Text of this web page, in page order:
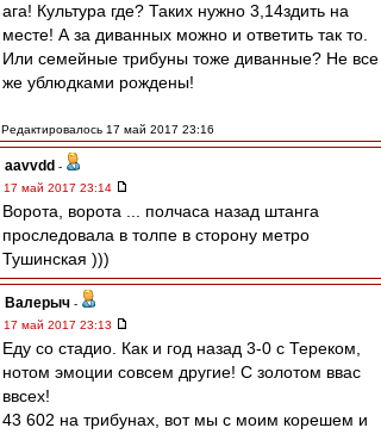
ага! Культура где? Таких нужно 3,14здить на
месте! А за диванных можно и ответить так то.
Или семейные трибуны тоже диванные? Не все
же ублюдками рождены!
Редактировалось 17 май 2017 23:16
aavvdd -
17 май 2017 23:14
Ворота, ворота ... полчаса назад штанга
проследовала в толпе в сторону метро
Тушинская )))
Валерыч -
17 май 2017 23:13
Еду со стадио. Как и год назад 3-0 с Тереком,
нотом эмоции совсем другие! С золотом ввас
ввсех!
43 602 на трибунах, вот мы с моим корешем и